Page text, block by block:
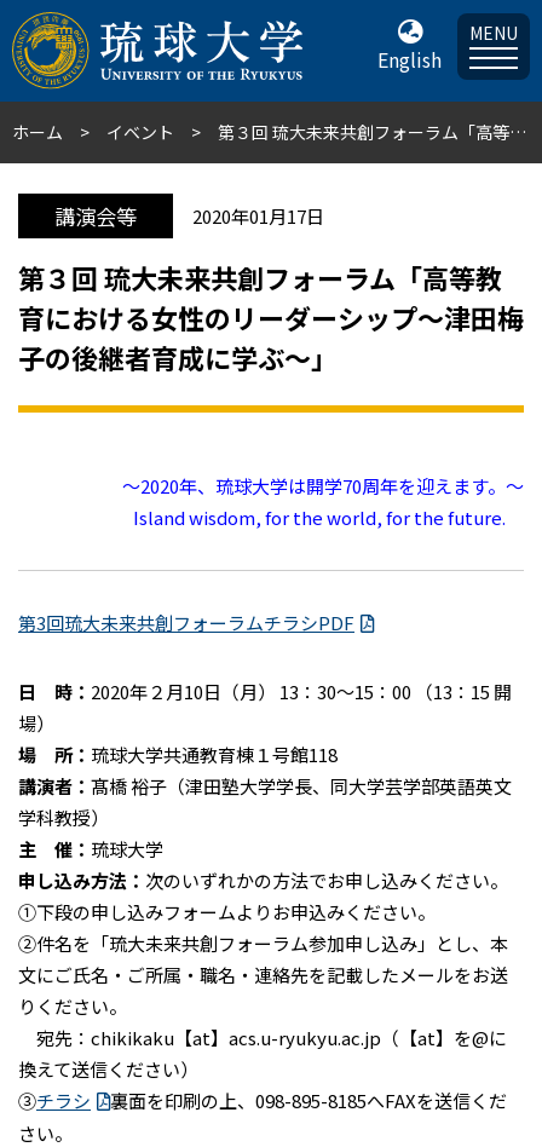
English
MENU
ホーム イベント 第３回 琉大未来共創フォーラム「高等教育における女性のリーダーシップ〜津田梅子の後継者育成に学ぶ〜」
講演会等 2020年01月17日
第３回 琉大未来共創フォーラム「高等教
育における女性のリーダーシップ〜津田梅
子の後継者育成に学ぶ〜」
～2020年、琉球大学は開学70周年を迎えます。～
Island wisdom, for the world, for the future.
第3回琉大未来共創フォーラムチラシPDF
日 時： 2020年２月10日（月） 13：30～15：00 （13：15 開
場）
場 所： 琉球大学共通教育棟１号館118
講演者： 髙橋 裕子（津田塾大学学長、同大学芸学部英語英文
学科教授）
主 催： 琉球大学
申し込み方法： 次のいずれかの方法でお申し込みください。
①下段の申し込みフォームよりお申込みください。
②件名を「琉大未来共創フォーラム参加申し込み」とし、本
文にご氏名・ご所属・職名・連絡先を記載したメールをお送
りください。
宛先：chikikaku【at】acs.u-ryukyu.ac.jp（【at】を@に
換えて送信ください）
③チラシ
裏面を印刷の上、098-895-8185へFAXを送信くだ
さい。